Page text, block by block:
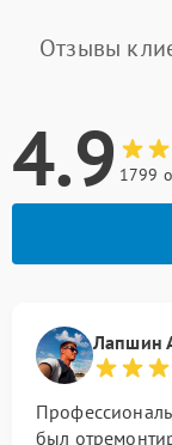
Отзывы
4.9 1799
Лапшин
был